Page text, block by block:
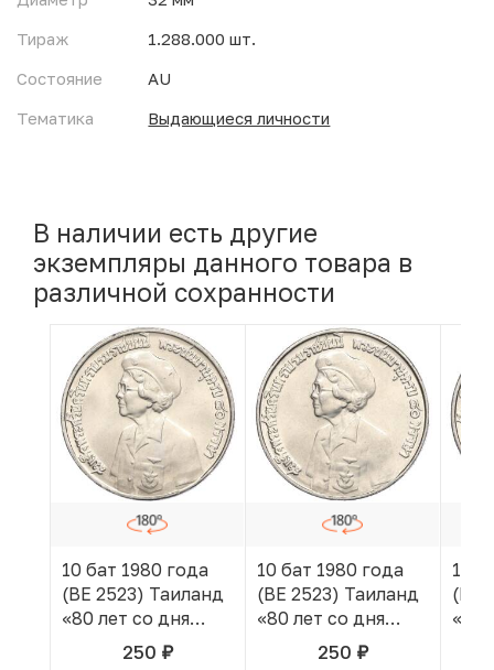
Тираж
1.288.000 шт.
Состояние
AU
Тематика
Выдающиеся личности
В наличии есть другие
экземпляры данного товара в
различной сохранности
10 бат 1980 года
(BE 2523) Таиланд
«80 лет со дня
рождения матери
250 руб.
В КОРЗИНЕ
10 бат 1980 года
(BE 2523) Таиланд
«80 лет со дня
рождения матери
250 руб.
В КОРЗИНЕ
10
(BE
«80